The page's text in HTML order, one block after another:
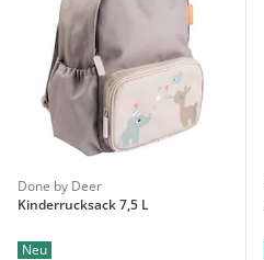
Done by Deer
Kinderrucksack 7,5 L
Neu